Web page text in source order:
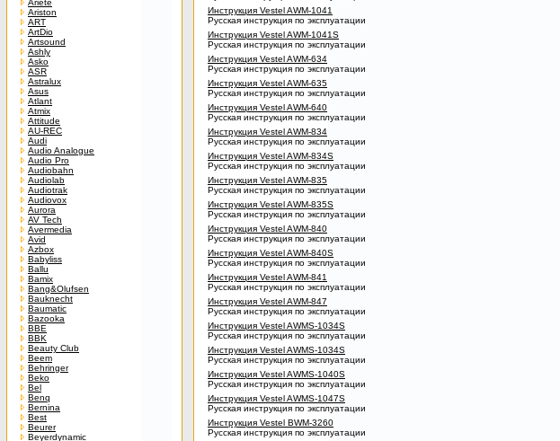
Ariete
Ariston
ART
ArtDio
Artsound
Ashly
Asko
ASR
Astralux
Asus
Atlant
Atmix
Attitude
AU-REC
Audi
Audio Analogue
Audio Pro
Audiobahn
Audiolab
Audiotrak
Audiovox
Aurora
AV Tech
Avermedia
Avid
Azbox
Babyliss
Ballu
Bamix
Bang&Olufsen
Bauknecht
Baumatic
Bazooka
BBE
BBK
Beauty Club
Beem
Behringer
Beko
Bel
Benq
Bernina
Best
Beurer
Beyerdynamic
Инструкция Vestel AWM-1041
Русская инструкция по эксплуатации
Инструкция Vestel AWM-1041S
Русская инструкция по эксплуатации
Инструкция Vestel AWM-634
Русская инструкция по эксплуатации
Инструкция Vestel AWM-635
Русская инструкция по эксплуатации
Инструкция Vestel AWM-640
Русская инструкция по эксплуатации
Инструкция Vestel AWM-834
Русская инструкция по эксплуатации
Инструкция Vestel AWM-834S
Русская инструкция по эксплуатации
Инструкция Vestel AWM-835
Русская инструкция по эксплуатации
Инструкция Vestel AWM-835S
Русская инструкция по эксплуатации
Инструкция Vestel AWM-840
Русская инструкция по эксплуатации
Инструкция Vestel AWM-840S
Русская инструкция по эксплуатации
Инструкция Vestel AWM-841
Русская инструкция по эксплуатации
Инструкция Vestel AWM-847
Русская инструкция по эксплуатации
Инструкция Vestel AWMS-1034S
Русская инструкция по эксплуатации
Инструкция Vestel AWMS-1034S
Русская инструкция по эксплуатации
Инструкция Vestel AWMS-1040S
Русская инструкция по эксплуатации
Инструкция Vestel AWMS-1047S
Русская инструкция по эксплуатации
Инструкция Vestel BWM-3260
Русская инструкция по эксплуатации